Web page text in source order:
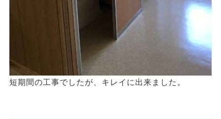
短期間の工事でしたが、キレイに出来ました。